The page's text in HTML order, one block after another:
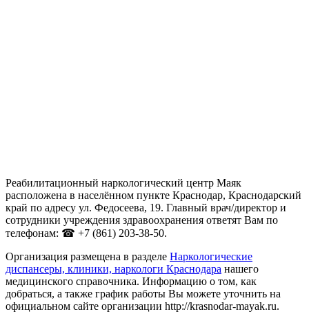
Реабилитационный наркологический центр Маяк
расположена в населённом пункте Краснодар, Краснодарский
край по адресу ул. Федосеева, 19. Главный врач/директор и
сотрудники учреждения здравоохранения ответят Вам по
телефонам: ☎ +7 (861) 203-38-50.
Организация размещена в разделе Наркологические
диспансеры, клиники, наркологи Краснодара нашего
медицинского справочника. Информацию о том, как
добраться, а также график работы Вы можете уточнить на
официальном сайте организации http://krasnodar-mayak.ru.